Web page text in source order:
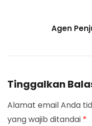
Agen
Tinggalkan
Alamat email Anda
yang wajib ditandai *